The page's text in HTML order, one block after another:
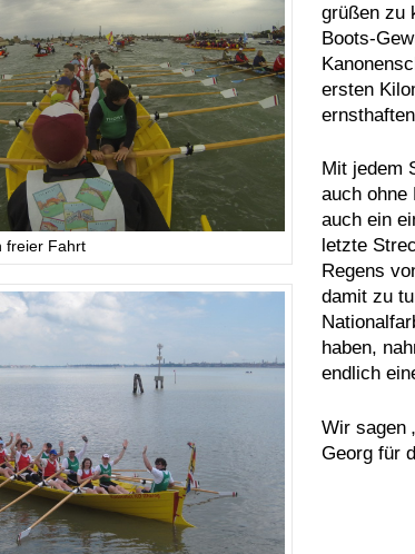
freier Fahrt
grüßen zu
Boots-
ersten
Mit jedem
auch ohne
auch ein
letzte
Regens
damit zu
haben,
endlich
Wir sagen
Georg für